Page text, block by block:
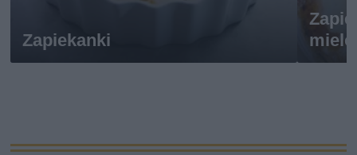
Zapiekanki